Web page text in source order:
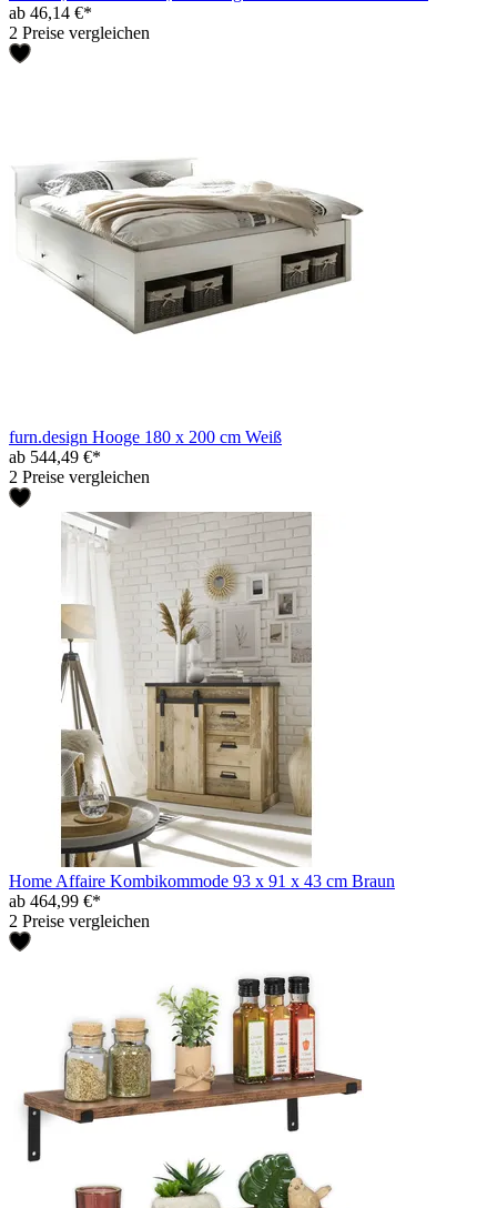
ab 46,14 €*
2 Preise vergleichen
furn.design Hooge 180 x 200 cm Weiß
ab 544,49 €*
2 Preise vergleichen
Home Affaire Kombikommode 93 x 91 x 43 cm Braun
ab 464,99 €*
2 Preise vergleichen